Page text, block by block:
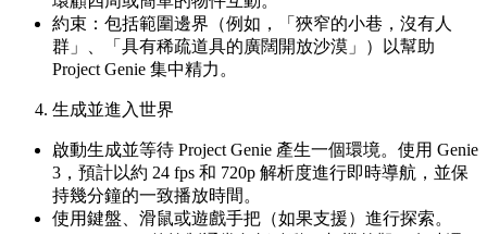
約束：包括範圍邊界（例如，「狹窄的小巷，沒有人
群」、「具有稀疏道具的廣闊開放沙漠」）以幫助
Project Genie 集中精力。
生成並進入世界
啟動生成並等待 Project Genie 產生一個環境。使用 Genie
3，預計以約 24 fps 和 720p 解析度進行即時導航，並保
持幾分鐘的一致播放時間。
使用鍵盤、滑鼠或遊戲手把（如果支援）進行探索。